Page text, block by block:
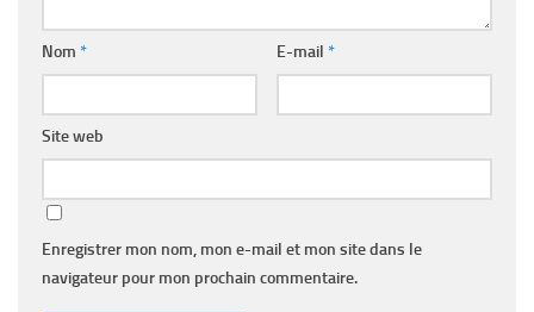
Nom * E-mail *
Site web
Enregistrer mon nom, mon e-mail et mon site dans le
navigateur pour mon prochain commentaire.